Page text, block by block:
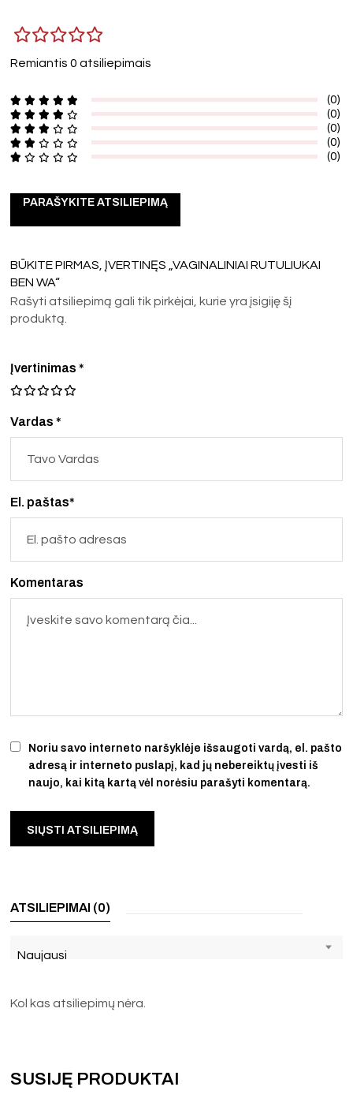
Remiantis 0 atsiliepimais
(0)
(0)
(0)
(0)
(0)
PARAŠYKITE ATSILIEPIMĄ
BŪKITE PIRMAS, ĮVERTINĘS „VAGINALINIAI RUTULIUKAI
BEN WA“
Rašyti atsiliepimą gali tik pirkėjai, kurie yra įsigiję šį
produktą.
Vardas *
El. paštas*
Noriu savo interneto naršyklėje išsaugoti vardą, el. pašto
adresą ir interneto puslapį, kad jų nebereiktų įvesti iš
naujo, kai kitą kartą vėl norėsiu parašyti komentarą.
Įvertinimas*
Komentaras
ATSILIEPIMAI (0)
Naujausi
Kol kas atsiliepimų nėra.
SUSIJĘ PRODUKTAI